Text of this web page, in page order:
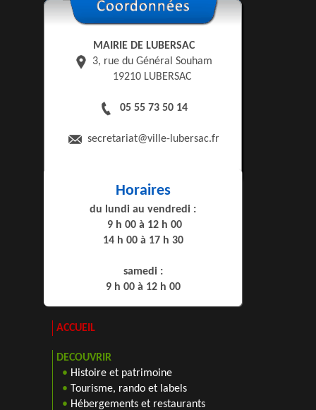
MAIRIE DE LUBERSAC
3, rue du Général Souham
19210 LUBERSAC
05 55 73 50 14
secretariat@ville-lubersac.fr
Horaires
du lundi au vendredi :
9 h 00 à 12 h 00
14 h 00 à 17 h 30
samedi :
9 h 00 à 12 h 00
ACCUEIL
DECOUVRIR
• Histoire et patrimoine
• Tourisme, rando et labels
• Hébergements et restaurants